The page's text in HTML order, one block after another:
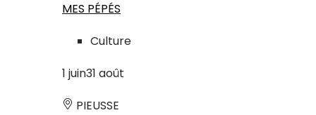
MES PÉPÉS
Culture
1 juin31 août
PIEUSSE